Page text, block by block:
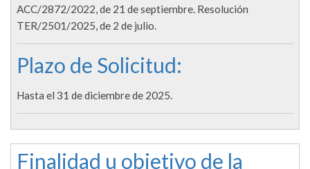
ACC/2872/2022, de 21 de septiembre. Resolución
TER/2501/2025, de 2 de julio.
Plazo de Solicitud:
Hasta el 31 de diciembre de 2025.
Finalidad u objetivo de la